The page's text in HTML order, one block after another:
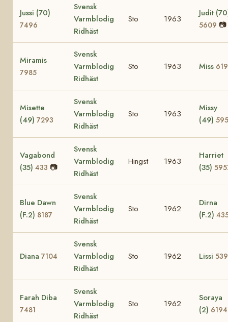
Jussi (70)
7496
Svensk
Varmblodig
Ridhäst
Sto 1963
Judit
5609 📷
Miramis
7985
Svensk
Varmblodig
Ridhäst
Sto 1963 Miss
Misette
(49) 7293
Svensk
Varmblodig
Ridhäst
Sto 1963
Missy
(49)
Vagabond
(35) 433 📷
Svensk
Varmblodig
Ridhäst
Hingst 1963
Harriet
(35)
Blue Dawn
(F.2) 8187
Svensk
Varmblodig
Ridhäst
Sto 1962
Dirna
(F.2)
Diana 7104
Svensk
Varmblodig
Ridhäst
Sto 1962 Lissi
Farah Diba
7481
Svensk
Varmblodig
Ridhäst
Sto 1962
Soraya
(2) 6194